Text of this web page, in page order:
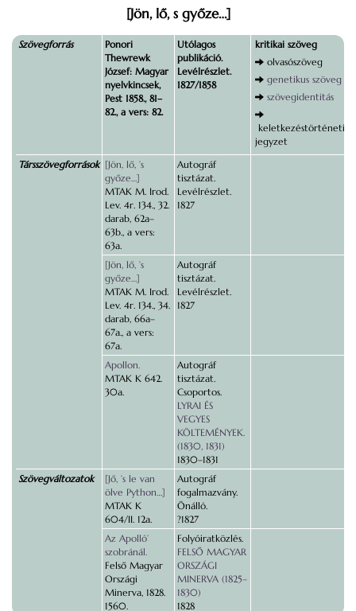
[Jön, lő, s győze…]
Szövegforrás
Ponori
Thewrewk
József: Magyar
nyelvkincsek,
Pest 1858., 81–
82., a vers: 82.
Utólagos
publikáció.
Levélrészlet.
1827/1858
kritikai szöveg
olvasószöveg
genetikus szöveg
szövegidentitás
keletkezéstörténeti
jegyzet
Társszövegforrások [Jön, lő, ’s
győze…]
MTAK M. Irod.
Lev. 4r. 134., 32.
darab, 62a–
63b., a vers:
63a.
Autográf
tisztázat.
Levélrészlet.
1827
[Jön, lő, ’s
győze…]
MTAK M. Irod.
Lev. 4r. 134., 34.
darab, 66a–
67a., a vers:
67a.
Autográf
tisztázat.
Levélrészlet.
1827
Apollon.
MTAK K 642.
30a.
Autográf
tisztázat.
Csoportos.
LYRAI ÉS
VEGYES
KÖLTEMÉNYEK.
(1830, 1831)
1830–1831
Szövegváltozatok
[Jő, ’s le van
ölve Python…]
MTAK K
604/II. 12a.
Autográf
fogalmazvány.
Önálló.
?1827
Az Apolló’
szobránál.
Felső Magyar
Országi
Minerva, 1828.
1560.
Folyóiratközlés.
FELSŐ MAGYAR
ORSZÁGI
MINERVA (1825–
1830)
1828